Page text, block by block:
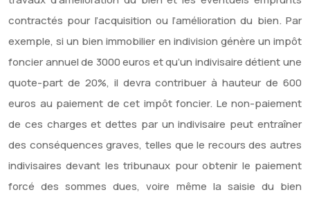
contractés pour l’acquisition ou l’amélioration du bien. Par
exemple, si un bien immobilier en indivision génère un impôt
foncier annuel de 3000 euros et qu’un indivisaire détient une
quote-part de 20%, il devra contribuer à hauteur de 600
euros au paiement de cet impôt foncier. Le non-paiement
de ces charges et dettes par un indivisaire peut entraîner
des conséquences graves, telles que le recours des autres
indivisaires devant les tribunaux pour obtenir le paiement
forcé des sommes dues, voire même la saisie du bien